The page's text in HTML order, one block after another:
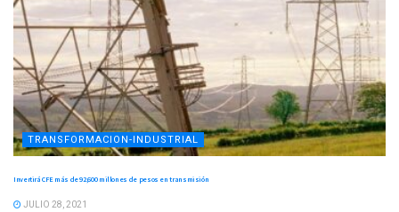
TRANSFORMACION-INDUSTRIAL
Invertirá CFE más de 92,600 millones de pesos en transmisión
JULIO 28, 2021